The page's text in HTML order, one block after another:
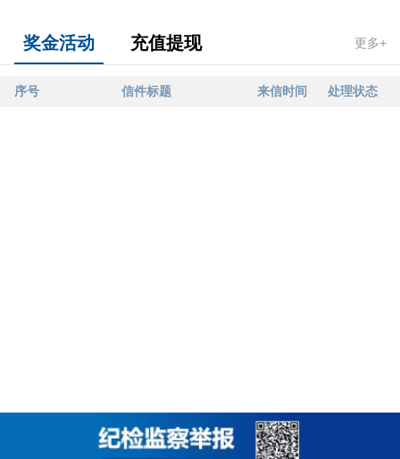
奖金活动 充值提现 更多+
序号 信件标题 来信时间 处理状态